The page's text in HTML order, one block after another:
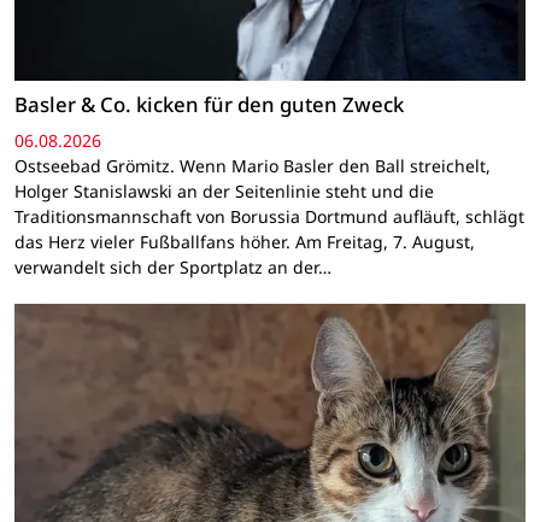
Basler & Co. kicken für den guten Zweck
06.08.2026
Ostseebad Grömitz. Wenn Mario Basler den Ball streichelt,
Holger Stanislawski an der Seitenlinie steht und die
Traditionsmannschaft von Borussia Dortmund aufläuft, schlägt
das Herz vieler Fußballfans höher. Am Freitag, 7. August,
verwandelt sich der Sportplatz an der…